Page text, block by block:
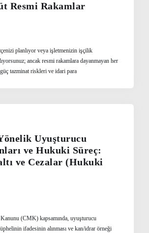
Resmi Rakamlar
planlıyor veya işletmenizin işçilik
ancak resmi rakamlara dayanmayan her
tazminat riskleri ve idari para
Uyuşturucu
ve Hukuki Süreç:
ve Cezalar (Hukuki
(CMK) kapsamında, uyuşturucu
ifadesinin alınması ve kan/idrar örneği